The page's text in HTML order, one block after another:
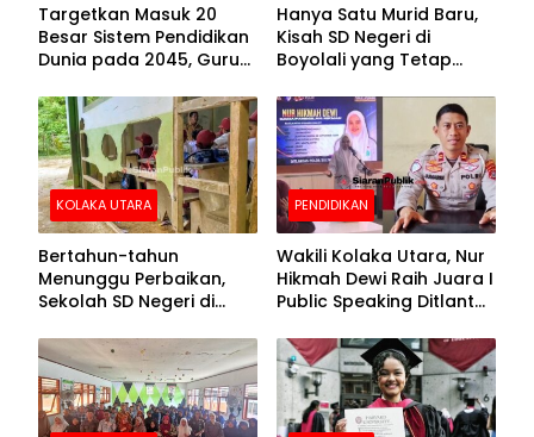
Targetkan Masuk 20
Besar Sistem Pendidikan
Dunia pada 2045, Guru
100 Persen
Hanya Satu Murid Baru,
Kisah SD Negeri di
Boyolali yang Tetap
Kelas
KOLAKA UTARA
Bertahun-tahun
Menunggu Perbaikan,
Sekolah SD Negeri di
Beralas Tanah dan
Dinding Bolong-bolong
PENDIDIKAN
Wakili Kolaka Utara, Nur
Hikmah Dewi Raih Juara I
Public Speaking Ditlantas
Puncak Hari
Bhayangkara ke-80